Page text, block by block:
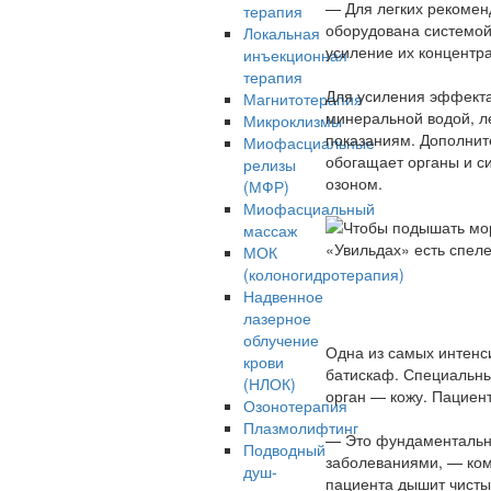
терапия
Локальная
инъекционная
терапия
Магнитотерапия
Микроклизмы
Миофасциальные
релизы
(МФР)
Миофасциальный
массаж
МОК
(колоногидротерапия)
Надвенное
лазерное
облучение
крови
(НЛОК)
Озонотерапия
Плазмолифтинг
Подводный
душ-
— Для легких
оборудована
усиление их
Для усиления
минеральной водой,
показаниям.
обогащает органы и
озоном.
Одна из самых
батискаф.
орган — кожу.
— Это
заболеваниями, —
пациента дышит